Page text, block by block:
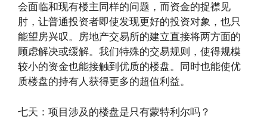
会面临和现有楼主同样的问题，而资金的捉襟见
肘，让普通投资者即使发现更好的投资对象，也只
能望房兴叹。房地产交易所的建立直接将两方面的
顾虑解决或缓解。我们特殊的交易规则，使得规模
较小的资金也能接触到优质的楼盘。同时也能使优
质楼盘的持有人获得更多的超值利益。
七天：项目涉及的楼盘是只有蒙特利尔吗？